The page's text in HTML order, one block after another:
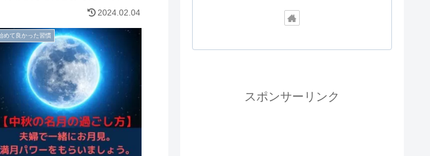
2024.02.04
めて良かった習慣
スポンサーリンク